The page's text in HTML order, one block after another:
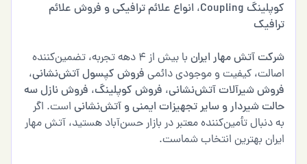
کوپلینگ Coupling
، انواع علائم ترافیکی و فروش علائم
ترافیک
شرکت آتش مهار ایران
با بیش از ۴ دهه تجربه، تضمین‌کننده
اصالت، کیفیت و موجودی دائمی فروش کپسول آتش‌نشانی،
فروش شیرآلات آتش‌نشانی، فروش کوپلینگ، فروش نازل سه
حالت شیردار و سایر تجهیزات ایمنی و آتش‌نشانی است. اگر
به دنبال تأمین‌کننده معتبر در بازار حسن‌آباد هستید، آتش مهار
ایران بهترین انتخاب شماست.